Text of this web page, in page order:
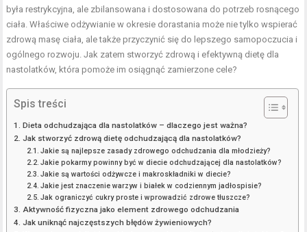
była restrykcyjna, ale zbilansowana i dostosowana do potrzeb rosnącego
ciała. Właściwe odżywianie w okresie dorastania może nie tylko wspierać
zdrową masę ciała, ale także przyczynić się do lepszego samopoczucia i
ogólnego rozwoju. Jak zatem stworzyć zdrową i efektywną dietę dla
nastolatków, która pomoże im osiągnąć zamierzone cele?
Spis treści
Dieta odchudzająca dla nastolatków – dlaczego jest ważna?
Jak stworzyć zdrową dietę odchudzającą dla nastolatków?
Jakie są najlepsze zasady zdrowego odchudzania dla młodzieży?
Jakie pokarmy powinny być w diecie odchudzającej dla nastolatków?
Jakie są wartości odżywcze i makroskładniki w diecie?
Jakie jest znaczenie warzyw i białek w codziennym jadłospisie?
Jak ograniczyć cukry proste i wprowadzić zdrowe tłuszcze?
Aktywność fizyczna jako element zdrowego odchudzania
Jak uniknąć najczęstszych błędów żywieniowych?